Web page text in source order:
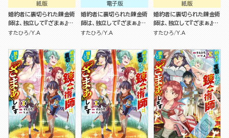
紙版
婚約者に裏切られた錬金術
師は、独立して『ざまぁ』し
ます ５
すたひろ Y.A
電子版
婚約者に裏切られた錬金術
師は、独立して『ざまぁ』し
ます（4）
すたひろ Y.A
紙版
婚約者に裏切られた錬金術
師は、独立して『ざまぁ』し
ます（4）
すたひろ Y.A